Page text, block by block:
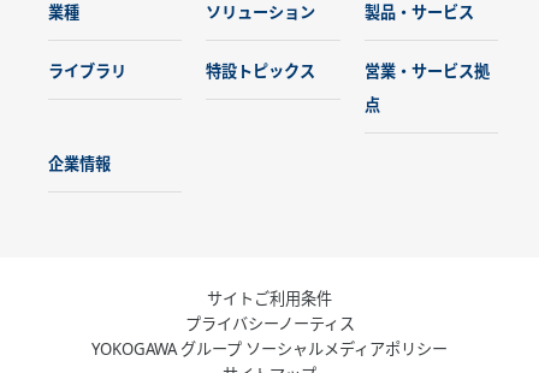
業種 ソリューション 製品・サービス
ライブラリ 特設トピックス
営業・サービス拠
点
企業情報
サイトご利用条件
プライバシーノーティス
YOKOGAWA グループ ソーシャルメディアポリシー